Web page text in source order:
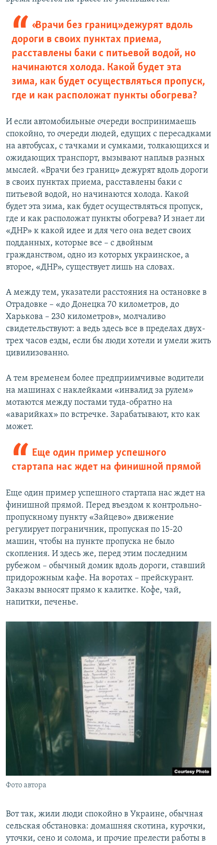
«Врачи без границ» дежурят вдоль
дороги в своих пунктах приема,
расставлены баки с питьевой водой, но
начинаются холода. Какой будет эта
зима, как будет осуществляться пропуск,
где и как расположат пункты обогрева?
И если автомобильные очереди воспринимаешь
спокойно, то очереди людей, едущих с пересадками
на автобусах, с тачками и сумками, толкающихся и
ожидающих транспорт, вызывают наплыв разных
мыслей. «Врачи без границ» дежурят вдоль дороги
в своих пунктах приема, расставлены баки с
питьевой водой, но начинаются холода. Какой
будет эта зима, как будет осуществляться пропуск,
где и как расположат пункты обогрева? И знает ли
«ДНР» к какой идее и для чего она ведет своих
подданных, которые все – с двойным
гражданством, одно из которых украинское, а
второе, «ДНР», существует лишь на словах.
А между тем, указатели расстояния на остановке в
Отрадовке – «до Донецка 70 километров, до
Харькова – 230 километров», молчаливо
свидетельствуют: а ведь здесь все в пределах двух-
трех часов езды, если бы люди хотели и умели жить
цивилизованно.
А тем временем более предприимчивые водители
на машинах с наклейками «инвалид за рулем»
мотаются между постами туда-обратно на
«аварийках» по встречке. Зарабатывают, кто как
может.
Еще один пример успешного
стартапа нас ждет на финишной прямой
Еще один пример успешного стартапа нас ждет на
финишной прямой. Перед въездом к контрольно-
пропускному пункту «Зайцево» движение
регулирует пограничник, пропуская по 15-20
машин, чтобы на пункте пропуска не было
скопления. И здесь же, перед этим последним
рубежом – обычный домик вдоль дороги, ставший
придорожным кафе. На воротах – прейскурант.
Заказы выносят прямо к калитке. Кофе, чай,
напитки, печенье.
Фото автора
Вот так, жили люди спокойно в Украине, обычная
сельская обстановка: домашняя скотина, курочки,
уточки, сено и солома, и прочие прелести работы в